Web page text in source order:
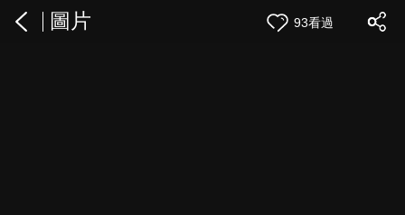
圖片 93看過